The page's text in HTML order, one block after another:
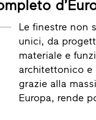
Le finestre non
unici, da
materiale e
architettonico e
grazie alla
Europa, rende